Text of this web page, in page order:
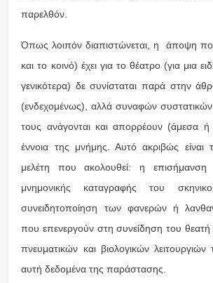
παρελθόν.
Όπως λοιπόν διαπιστώνεται, η άποψη
και το κοινό) έχει για το θέατρο (για μια
γενικότερα) δε συνίσταται παρά στην
(ενδεχομένως), αλλά συναφών
τους ανάγονται και απορρέουν (άμεσα
έννοια της μνήμης. Αυτό ακριβώς είναι
μελέτη που ακολουθεί: η επισήμανση
μνημονικής καταγραφής του
συνειδητοποίηση των φανερών ή
που επενεργούν στη συνείδηση του
πνευματικών και βιολογικών
αυτή δεδομένα της παράστασης.